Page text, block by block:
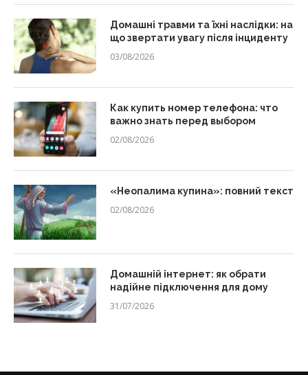
Домашні травми та їхні наслідки: на
що звертати увагу після інциденту
03/08/2026
Как купить номер телефона: что
важно знать перед выбором
02/08/2026
«Неопалима купина»: повний текст
02/08/2026
Домашній інтернет: як обрати
надійне підключення для дому
31/07/2026